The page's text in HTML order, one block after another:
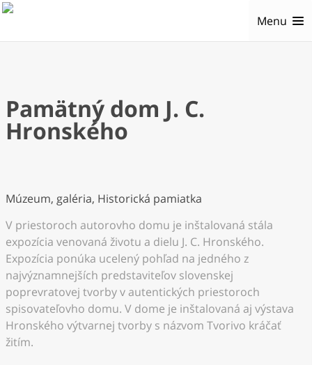
Menu
Pamätný dom J. C.
Hronského
Múzeum, galéria, Historická pamiatka
V priestoroch autorovho domu je inštalovaná stála
expozícia venovaná životu a dielu J. C. Hronského.
Expozícia ponúka ucelený pohľad na jedného z
najvýznamnejších predstaviteľov slovenskej
poprevratovej tvorby v autentických priestoroch
spisovateľovho domu. V dome je inštalovaná aj výstava
Hronského výtvarnej tvorby s názvom Tvorivo kráčať
žitím.